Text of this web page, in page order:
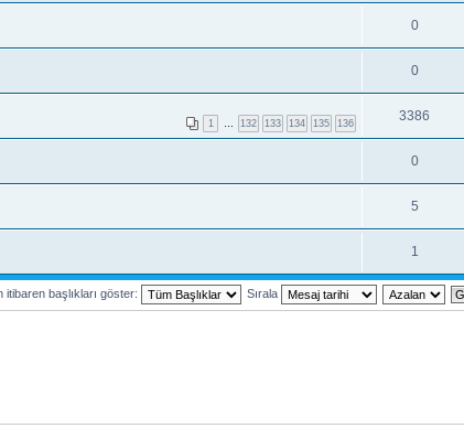
0
0
1 … 132 133 134 135 136 3386
0
5
1
itibaren başlıkları göster: Sırala